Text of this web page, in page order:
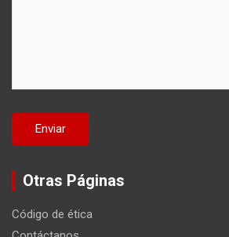
Otras Páginas
Código de ética